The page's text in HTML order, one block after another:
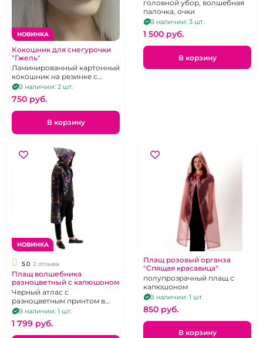
НОВИНКА
Кокошник для снегурочки
"Гжель"
Ламинированный картонный
кокошник на резинке с
атласными лентами
В наличии: 2 шт.
750 pуб.
В корзину
головной убор, волшебная
палочка, очки
В наличии: 3 шт.
1 500 pуб.
В корзину
НОВИНКА
5.0 2 отзыва
Плащ волшебника
разноцветный с капюшоном
Черный атлас с
разноцветным принтом в
виде паутин и пауков,
декорирован мелкими
блестками
В наличии: 1 шт.
1 799 pуб.
Плащ розовый органза
"Спящая красавица"
полупрозрачный плащ с
капюшоном
В наличии: 1 шт.
850 pуб.
В корзину